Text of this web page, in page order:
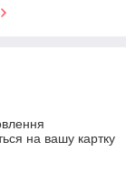
на вашу картку